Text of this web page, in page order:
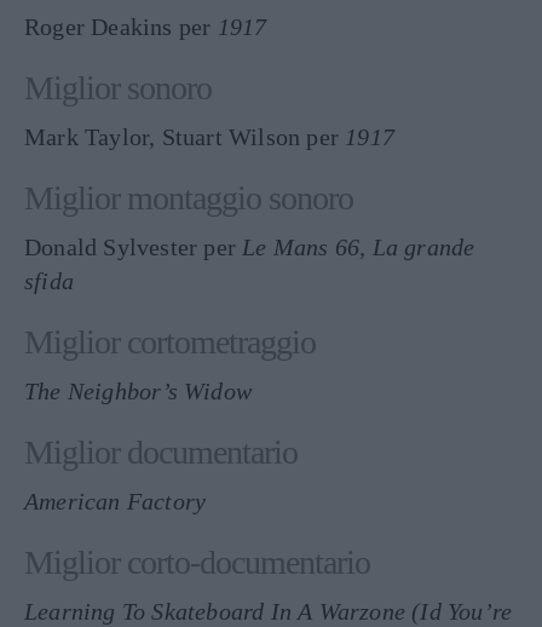
Roger Deakins per 1917
Miglior sonoro
Mark Taylor, Stuart Wilson per 1917
Miglior montaggio sonoro
Donald Sylvester per Le Mans 66, La grande
sfida
Miglior cortometraggio
The Neighbor’s Widow
Miglior documentario
American Factory
Miglior corto-documentario
Learning To Skateboard In A Warzone (Id You’re